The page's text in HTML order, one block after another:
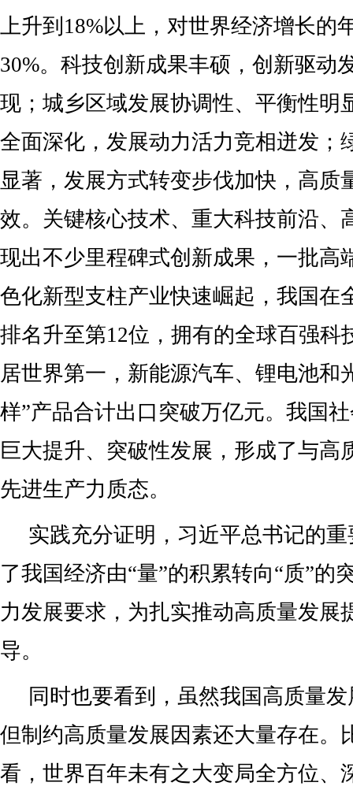
上升到18%以上，对世界经济增长的
30%。科技创新成果丰硕，创新驱动
现；城乡区域发展协调性、平衡性明
全面深化，发展动力活力竞相迸发；
显著，发展方式转变步伐加快，高质
效。关键核心技术、重大科技前沿、
现出不少里程碑式创新成果，一批高
色化新型支柱产业快速崛起，我国在
排名升至第12位，拥有的全球百强科
居世界第一，新能源汽车、锂电池和
样”产品合计出口突破万亿元。我国
巨大提升、突破性发展，形成了与高
先进生产力质态。
实践充分证明，习近平总书记的
了我国经济由“量”的积累转向“质”的
力发展要求，为扎实推动高质量发展
导。
同时也要看到，虽然我国高质量
但制约高质量发展因素还大量存在。
看，世界百年未有之大变局全方位、